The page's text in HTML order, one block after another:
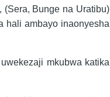
Bunge na Uratibu)
hali ambayo inaonyesha
mkubwa katika